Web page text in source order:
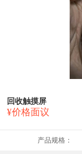
回收触摸屏
¥价格面议
产品规格：